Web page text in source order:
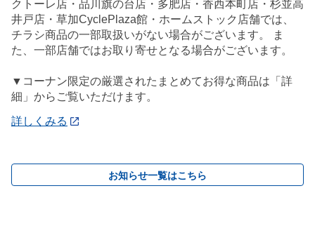
クトーレ店・品川旗の台店・多肥店・香西本町店・杉並高
井戸店・草加CyclePlaza館・ホームストック店舗では、
チラシ商品の一部取扱いがない場合がございます。 ま
た、一部店舗ではお取り寄せとなる場合がございます。
▼コーナン限定の厳選されたまとめてお得な商品は「詳
細」からご覧いただけます。
詳しくみる
お知らせ一覧はこちら